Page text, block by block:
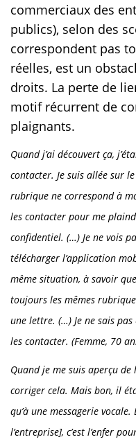
commerciaux des
publics), selon des
correspondent pas
réelles, est un
droits. La perte de
motif récurrent de
plaignants.
Quand j’ai découvert ça,
contacter. Je suis allée sur
rubrique ne correspond à
les contacter pour me
confidentiel. (…) Je ne vois
télécharger l’application
même situation, à savoir
toujours les mêmes
une lettre. (…) Je ne sais
les contacter. (Femme, 70
Quand je me suis aperçu de
corriger cela. Mais bon, il
qu’à une messagerie
l’entreprise], c’est l’enfer